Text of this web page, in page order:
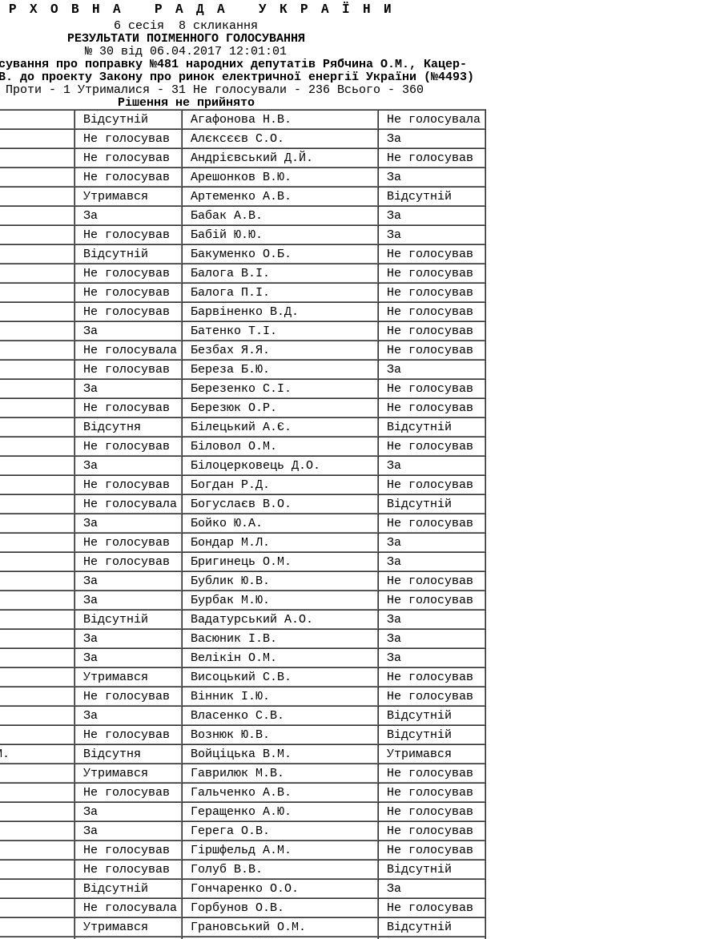
РАДА УКРАЇНИ
6 сесія 8 скликання
РЕЗУЛЬТАТИ ПОІМЕННОГО ГОЛОСУВАННЯ
№ 30 від 06.04.2017 12:01:01
про поправку №481 народних депутатів Рябчина О.М., Кацер-
до проекту Закону про ринок електричної енергії України (№4493)
- 1 Утрималися - 31 Не голосували - 236 Всього - 360
Рішення не прийнято
Відсутній Агафонова Н.В.
Не голосувала
Не голосував Алєксєєв С.О.
За
Не голосував Андрієвський Д.Й.
Не голосував
Не голосував Арешонков В.Ю.
За
Утримався Артеменко А.В.
Відсутній
За Бабак А.В.
За
Не голосував Бабій Ю.Ю.
За
Відсутній Бакуменко О.Б.
Не голосував
Не голосував Балога В.І.
Не голосував
Не голосував Балога П.І.
Не голосував
Не голосував Барвіненко В.Д.
Не голосував
За Батенко Т.І.
Не голосував
Не голосувала Безбах Я.Я.
Не голосував
Не голосував Береза Б.Ю.
За
За Березенко С.І.
Не голосував
Не голосував Березюк О.Р.
Не голосував
Відсутня Білецький А.Є.
Відсутній
Не голосував Біловол О.М.
Не голосував
За Білоцерковець Д.О.
За
Не голосував Богдан Р.Д.
Не голосував
Не голосувала Богуслаєв В.О.
Відсутній
За Бойко Ю.А.
Не голосував
Не голосував Бондар М.Л.
За
Не голосував Бригинець О.М.
За
За Бублик Ю.В.
Не голосував
За Бурбак М.Ю.
Не голосував
Відсутній Вадатурський А.О.
За
За Васюник І.В.
За
За Велікін О.М.
За
Утримався Висоцький С.В.
Не голосував
Не голосував Вінник І.Ю.
Не голосував
За Власенко С.В.
Відсутній
Не голосував Вознюк Ю.В.
Відсутній
Відсутня Войціцька В.М.
Утримався
Утримався Гаврилюк М.В.
Не голосував
Не голосував Гальченко А.В.
Не голосував
За Геращенко А.Ю.
Не голосував
За Герега О.В.
Не голосував
Не голосував Гіршфельд А.М.
Не голосував
Не голосував Голуб В.В.
Відсутній
Відсутній Гончаренко О.О.
За
Не голосувала Горбунов О.В.
Не голосував
Утримався Грановський О.М.
Відсутній